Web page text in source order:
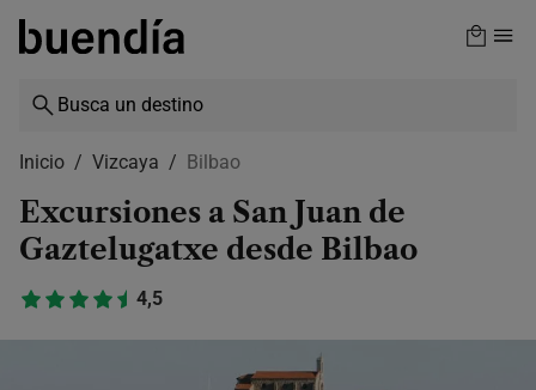
Skip
content
Inicio Vizcaya Bilbao
Excursiones a San Juan de
Gaztelugatxe desde Bilbao
4,5